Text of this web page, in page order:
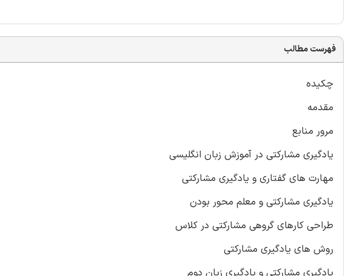
فهرست مطالب
چکیده
مقدمه
مرور منابع
یادگیری مشارکتی در آموزش زبان انگلیسی
مهارت های گفتاری و یادگیری مشارکتی
یادگیری مشارکتی و معلم محور بودن
طراحی کارهای گروهی مشارکتی در کلاس
روش های یادگیری مشارکتی
یادگیری مشارکتی و یادگیری زبان دوم